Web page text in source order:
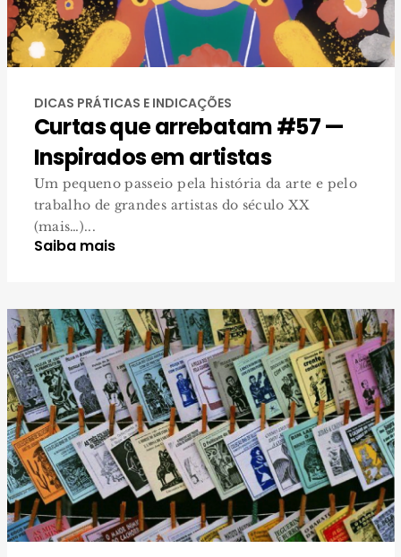
DICAS PRÁTICAS E INDICAÇÕES
Curtas que arrebatam #57 —
Inspirados em artistas
Um pequeno passeio pela história da arte e pelo
trabalho de grandes artistas do século XX
(mais…)...
Saiba mais